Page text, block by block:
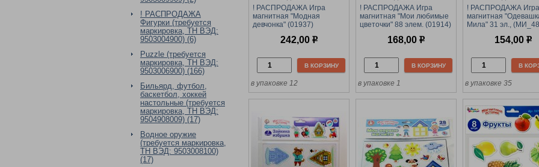
! РАСПРОДАЖА
Фигурки (требуется
маркировка, ТН ВЭД:
9503004900) (6)
Puzzle (требуется
маркировка, ТН ВЭД:
9503006900) (166)
Бильярд, футбол,
баскетбол, хоккей
настольные (требуется
маркировка, ТН ВЭД:
9504908009) (17)
Водное оружие
(требуется маркировка,
ТН ВЭД: 9503008100)
(17)
! РАСПРОДАЖА Игра
магнитная "Модная
девчонка" (01937)
242,00 р
В КОРЗИНУ
в упаковке 12
! РАСПРОДАЖА Игра
магнитная "Мои любимые
цветочки" 88 элем. (01914)
168,00 р
В КОРЗИНУ
в упаковке 1
! РАСПРОДАЖА Игра
магнитная
Мила" 31 эл.,
154,00 р
В
в упаковке 35